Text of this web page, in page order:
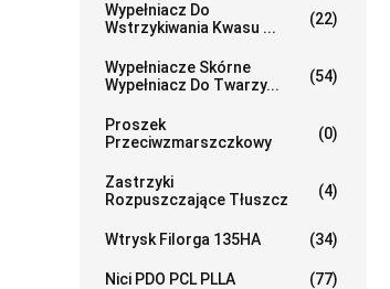
Wypełniacz Do
Wstrzykiwania Kwasu ...
(22)
Wypełniacze Skórne
Wypełniacz Do Twarzy...
(54)
Proszek
Przeciwzmarszczkowy
(0)
Zastrzyki
Rozpuszczające Tłuszcz
(4)
Wtrysk Filorga 135HA (34)
Nici PDO PCL PLLA (77)